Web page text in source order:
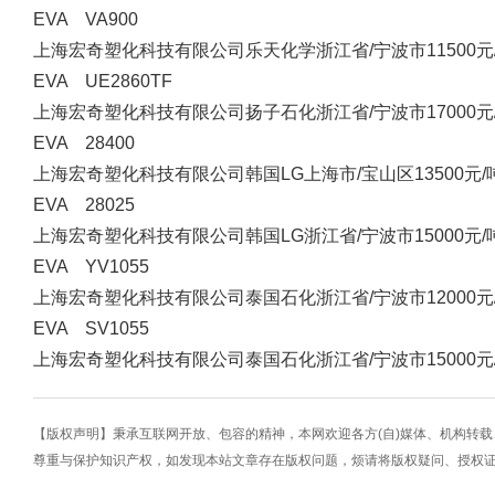
EVA VA900
上海宏奇塑化科技有限公司 乐天化学浙江省/宁波市11500
EVA UE2860TF
上海宏奇塑化科技有限公司 扬子石化浙江省/宁波市17000
EVA 28400
上海宏奇塑化科技有限公司 韩国LG 上海市/宝山区13500元/
EVA 28025
上海宏奇塑化科技有限公司 韩国LG浙江省/宁波市15000元/
EVA YV1055
上海宏奇塑化科技有限公司 泰国石化浙江省/宁波市12000
EVA SV1055
上海宏奇塑化科技有限公司 泰国石化浙江省/宁波市15000
【版权声明】秉承互联网开放、包容的精神，本网欢迎各方(自)媒体、机构转
尊重与保护知识产权，如发现本站文章存在版权问题，烦请将版权疑问、授权